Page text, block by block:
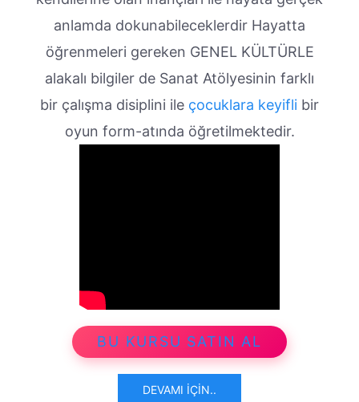
anlamda dokunabileceklerdir Hayatta
öğrenmeleri gereken GENEL KÜLTÜRLE
alakalı bilgiler de Sanat Atölyesinin farklı
bir çalışma disiplini ile çocuklara keyifli bir
oyun form-atında öğretilmektedir.
BU KURSU SATIN AL
DEVAMI İÇIN..